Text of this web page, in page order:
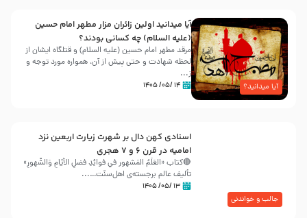
آیا میدانید؟
آیا میدانید اولین زائران مزار مطهر امام حسین
(علیه السلام) چه کسانی بودند؟
مرقد مطهر امام حسین (علیه السلام) و قتلگاه ایشان از
لحظه شهادت و حتی پیش از آن، همواره مورد توجه و
ز...
۱۴ /۰۵/ ۱۴۰۵
جالب و خواندنی
اسنادی کهن دال بر شهرت زیارت اربعین نزد
امامیه در قرن ۶ و ۷ هجری
🔴کتاب «العَلَمُ المَشهور في فَوائِدِ فَضلِ الأيّامِ وَالشُّهورِ»
تألیف عالم برجسته‌ی اهل‌سنّت…...
۱۳ /۰۵/ ۱۴۰۵